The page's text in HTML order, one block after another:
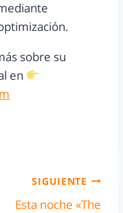
sobre su
en
SIGUIENTE
Esta noche «The